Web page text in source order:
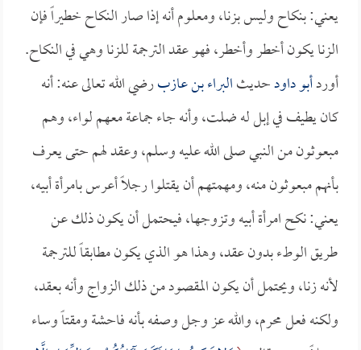
يعني: بنكاح وليس بزنا، ومعلوم أنه إذا صار النكاح خطيراً فإن
الزنا يكون أخطر وأخطر، فهو عقد الترجمة للزنا وهي في النكاح.
أوردأبو داودحديثالبراء بن عازبرضي الله تعالى عنه: أنه
كان يطيف في إبل له ضلت، وأنه جاء جماعة معهم لواء، وهم
مبعوثون من النبي صلى الله عليه وسلم، وعقد لهم حتى يعرف
بأنهم مبعوثون منه، ومهمتهم أن يقتلوا رجلاً أعرس بامرأة أبيه،
يعني: نكح امرأة أبيه وتزوجها، فيحتمل أن يكون ذلك عن
طريق الوطء بدون عقد، وهذا هو الذي يكون مطابقاً للترجمة
لأنه زنا، ويحتمل أن يكون المقصود من ذلك الزواج وأنه بعقد،
ولكنه فعل محرم، والله عز وجل وصفه بأنه فاحشة ومقتاً وساء